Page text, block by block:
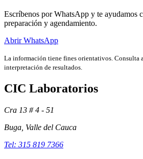
Exámenes
Escríbenos por WhatsApp y te ayudamos
preparación y agendamiento.
Abrir WhatsApp
La información tiene fines orientativos. Consulta
interpretación de resultados.
CIC Laboratorios
Cra 13 # 4 - 51
Buga, Valle del Cauca
Tel: 315 819 7366